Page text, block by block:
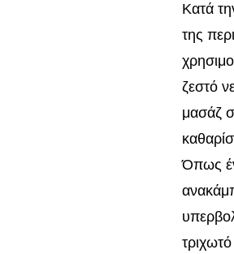
Κατά
της
ζεστό
μασάζ
Όπως